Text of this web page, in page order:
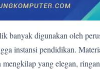
banyak digunakan oleh
instansi pendidikan.
yang elegan,